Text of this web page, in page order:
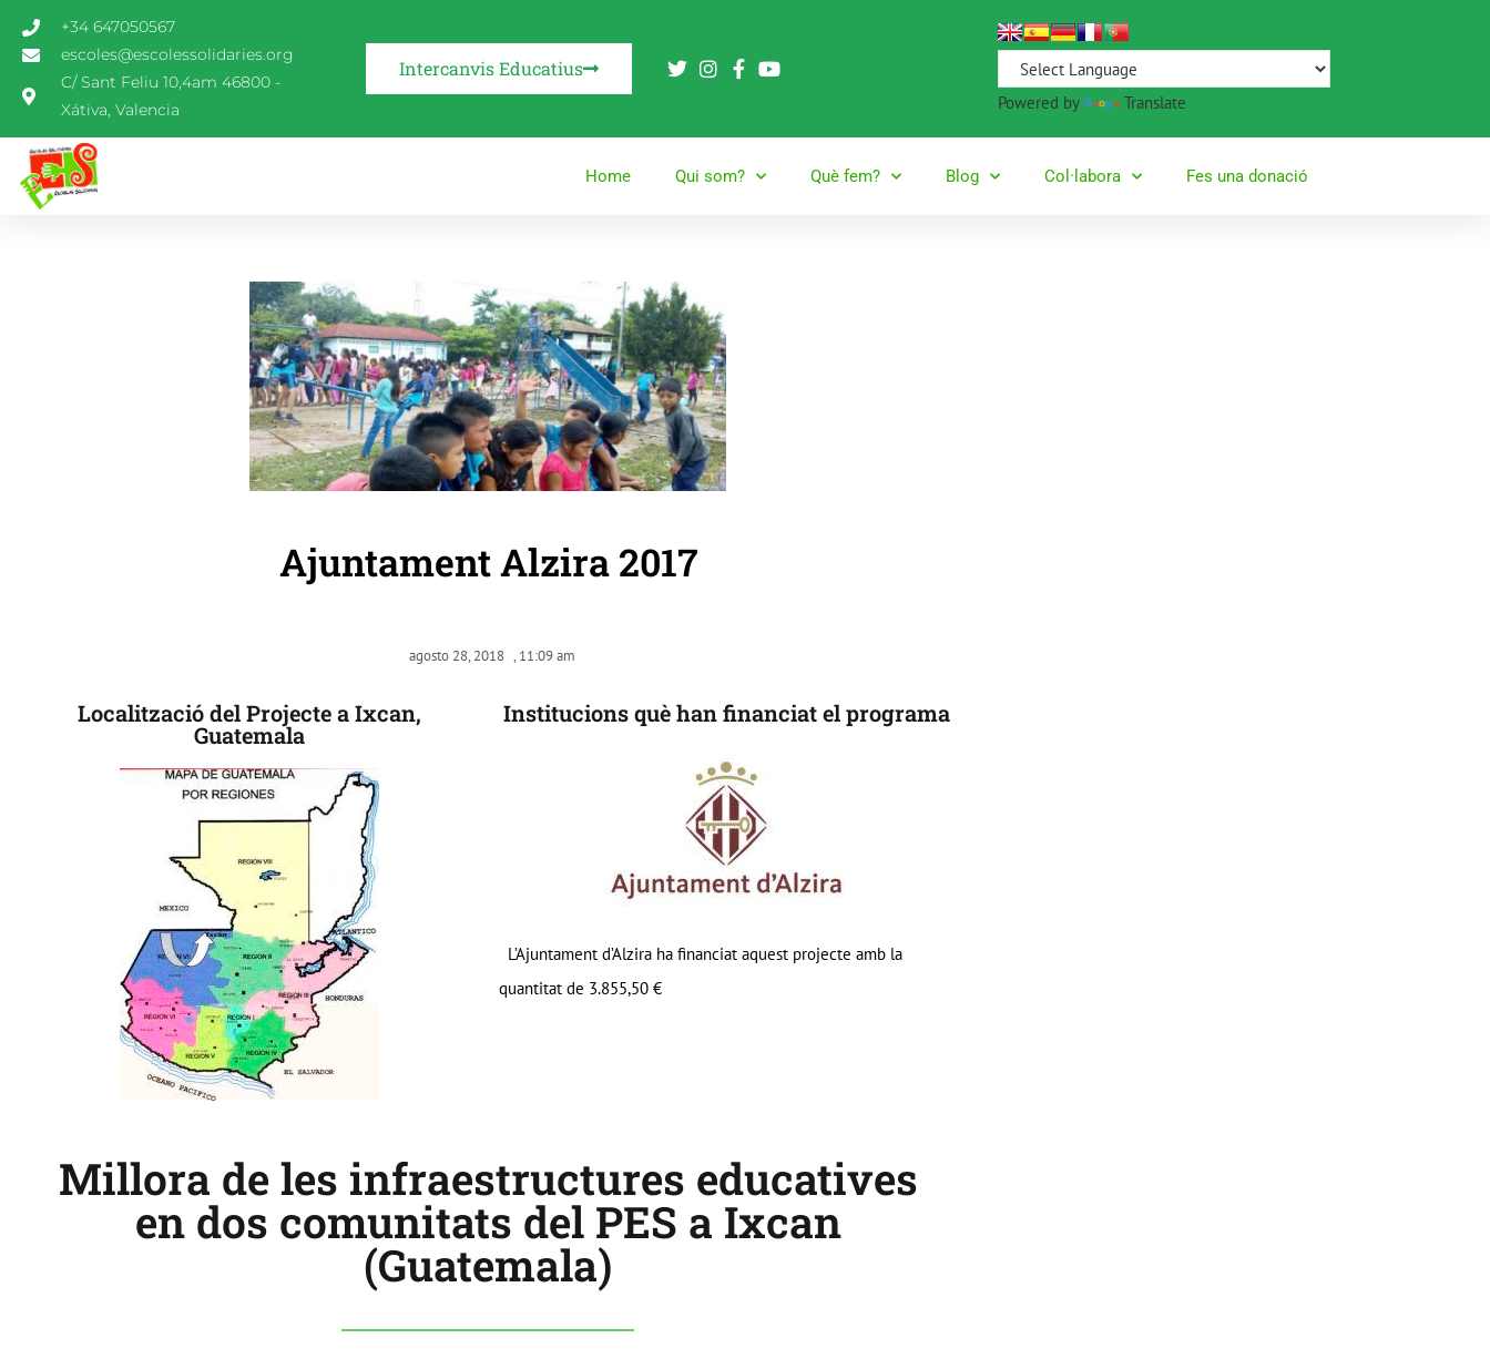
+34 647050567
escoles@escolessolidaries.org
C/ Sant Feliu 10,4am 46800 -
Xátiva, Valencia
Intercanvis Educatius
Powered by Translate
Home Qui som? Què fem? Blog Col·labora Fes una donació
Ajuntament Alzira 2017
agosto 28, 2018 , 11:09 am
Localització del Projecte a Ixcan,
Guatemala
Institucions què han financiat el programa
L’Ajuntament d’Alzira ha financiat aquest projecte amb la
quantitat de 3.855,50 €
Millora de les infraestructures educatives
en dos comunitats del PES a Ixcan
(Guatemala)